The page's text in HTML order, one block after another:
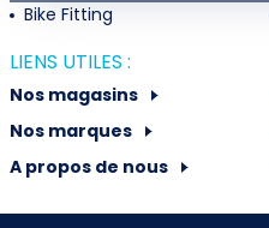
Bike Fitting
LIENS UTILES :
Nos magasins
Nos marques
A propos de nous